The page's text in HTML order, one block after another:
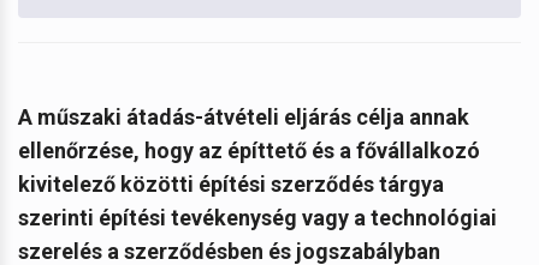
A műszaki átadás-átvételi eljárás célja annak
ellenőrzése, hogy az építtető és a fővállalkozó
kivitelező közötti építési szerződés tárgya
szerinti építési tevékenység vagy a technológiai
szerelés a szerződésben és jogszabályban